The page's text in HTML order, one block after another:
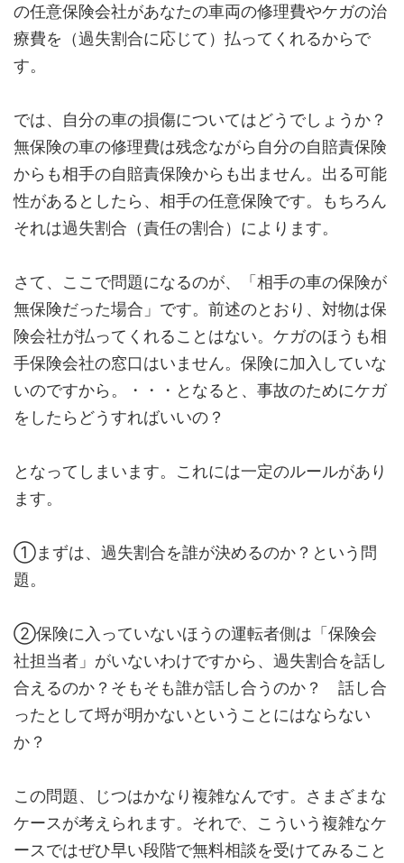
の任意保険会社があなたの車両の修理費やケガの治
療費を（過失割合に応じて）払ってくれるからで
す。
では、自分の車の損傷についてはどうでしょうか？
無保険の車の修理費は残念ながら自分の自賠責保険
からも相手の自賠責保険からも出ません。出る可能
性があるとしたら、相手の任意保険です。もちろん
それは過失割合（責任の割合）によります。
さて、ここで問題になるのが、「 相手の車の保険が
無保険だった場合 」です。前述のとおり、対物は保
険会社が払ってくれることはない。ケガのほうも相
手保険会社の窓口はいません。保険に加入していな
いのですから。・・・となると、事故のためにケガ
をしたらどうすればいいの？
となってしまいます。これには一定のルールがあり
ます。
①まずは、 過失割合を誰が決めるのか？ という問
題。
②保険に入っていないほうの運転者側は「保険会
社担当者」がいないわけですから、過失割合を話し
合えるのか？そもそも誰が話し合うのか？ 話し合
ったとして埒が明かないということにはならない
か？
この問題、じつはかなり複雑なんです。さまざまな
ケースが考えられます。それで、こういう複雑なケ
ースではぜひ早い段階で無料相談を受けてみること